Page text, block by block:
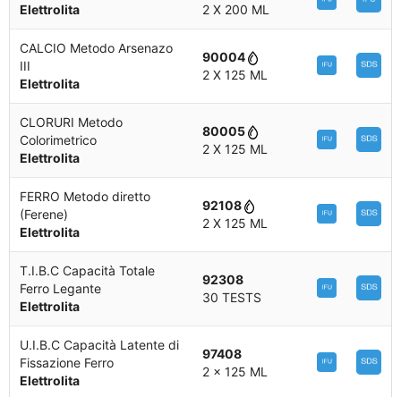
Elettrolita
2 X 200 ML
CALCIO Metodo Arsenazo
III
Elettrolita
90004
2 X 125 ML
CLORURI Metodo
Colorimetrico
Elettrolita
80005
2 X 125 ML
FERRO Metodo diretto
(Ferene)
Elettrolita
92108
2 X 125 ML
T.I.B.C Capacità Totale
Ferro Legante
Elettrolita
92308
30 TESTS
U.I.B.C Capacità Latente di
Fissazione Ferro
Elettrolita
97408
2 x 125 ML